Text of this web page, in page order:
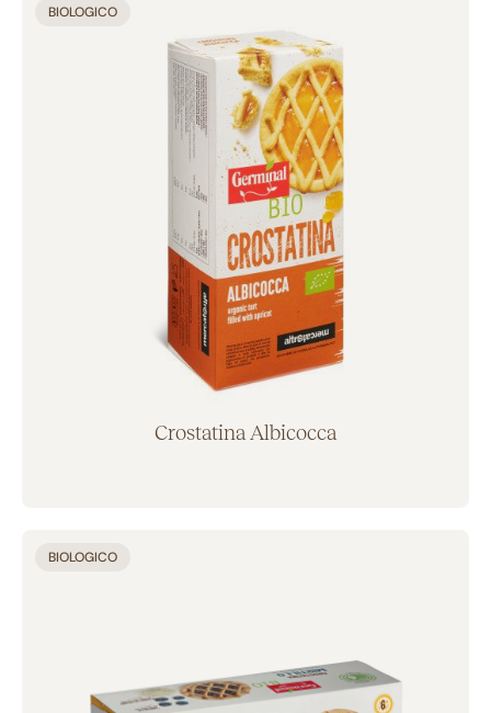
BIOLOGICO
Crostatina Albicocca
BIOLOGICO